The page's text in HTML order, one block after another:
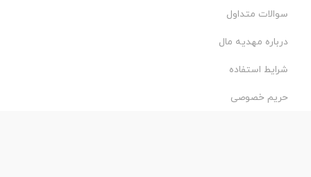
سوالات متداول
درباره مهدیه مال
شرایط استفاده
حریم خصوصی